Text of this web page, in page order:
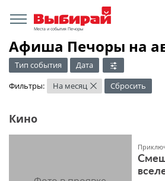
Места и события Печоры
Афиша Печоры на
Тип события
Дата
Фильтры:
На месяц × Сбросить
Кино